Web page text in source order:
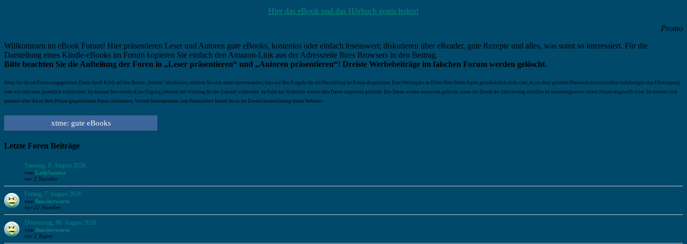
Hier das eBook und das Hörbuch gratis holen!
Promo
Willkommen im eBook Forum! Hier präsentieren Leser und Autoren gute eBooks, kostenlos oder einfach lesenswert; diskutieren über eReader, gute Rezepte und alles, was sonst so interessiert. Für die
Darstellung eines Kindle-eBooks im Forum kopieren Sie einfach den Amazon-Link aus der Adresszeile Ihres Browsers in den Beitrag.
Bitte beachten Sie die Aufteilung der Foren in „Leser präsentieren“ und „Autoren präsentieren“! Dreiste Werbebeiträge im falschen Forum werden gelöscht.
Wenn Sie die im Forum eingegebenen Daten durch Klick auf den Button „Senden“ abschicken, erklären Sie sich damit einverstanden, dass wir Ihre Eingabe für die Darstellung im Forum abspeichern. Eine Weitergabe an Dritte Ihrer Daten findet grundsätzlich nicht statt, es sei denn geltende Datenschutzvorschriften rechtfertigen eine Übertragung
oder wir sind dazu gesetzlich verpflichtet. Sie können Ihre erteilte Einwilligung jederzeit mit Wirkung für die Zukunft widerrufen. Im Falle des Widerrufs werden Ihre Daten umgehend gelöscht. Ihre Daten werden ansonsten gelöscht, wenn der Zweck der Speicherung entfallen ist beziehungsweise dieses Forum eingestellt wird. Sie können sich
jederzeit über die zu Ihrer Person gespeicherten Daten informieren. Weitere Informationen zum Datenschutz finden Sie in der Datenschutzerklärung dieser Webseite.
xtme: gute eBooks
Letzte Foren Beiträge
Samstag, 8. August 2026
von LadySamira
vor 2 Stunden
Freitag, 7. August 2026
von Buecherwurm
vor 22 Stunden
Donnerstag, 06. August 2026
von Buecherwurm
vor 2 Tagen